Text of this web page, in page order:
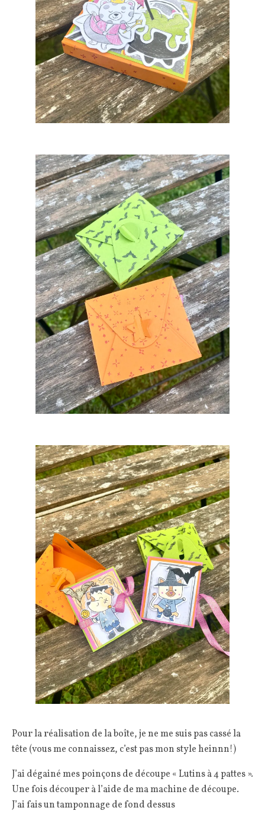
Pour la réalisation de la boîte, je ne me suis pas cassé la
tête (vous me connaissez, c’est pas mon style heinnn!)
J’ai dégainé mes poinçons de découpe « Lutins à 4 pattes ».
Une fois découper à l’aide de ma machine de découpe.
J’ai fais un tamponnage de fond dessus